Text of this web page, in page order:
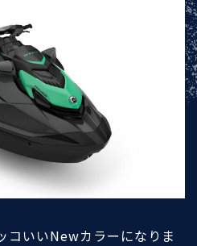
コいいNewカラーになりま